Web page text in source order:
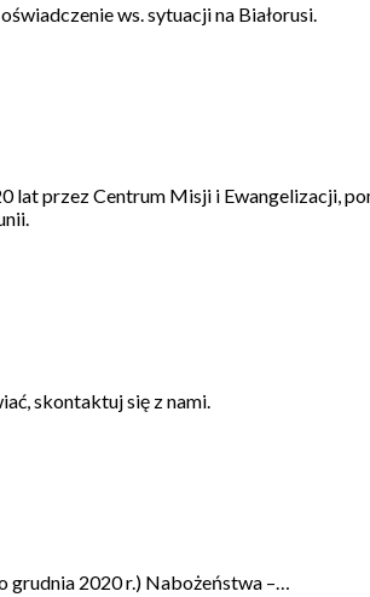
ws. sytuacji na Białorusi.
lat przez Centrum Misji i Ewangelizacji,
skontaktuj się z nami.
grudnia 2020 r.) Nabożeństwa –…